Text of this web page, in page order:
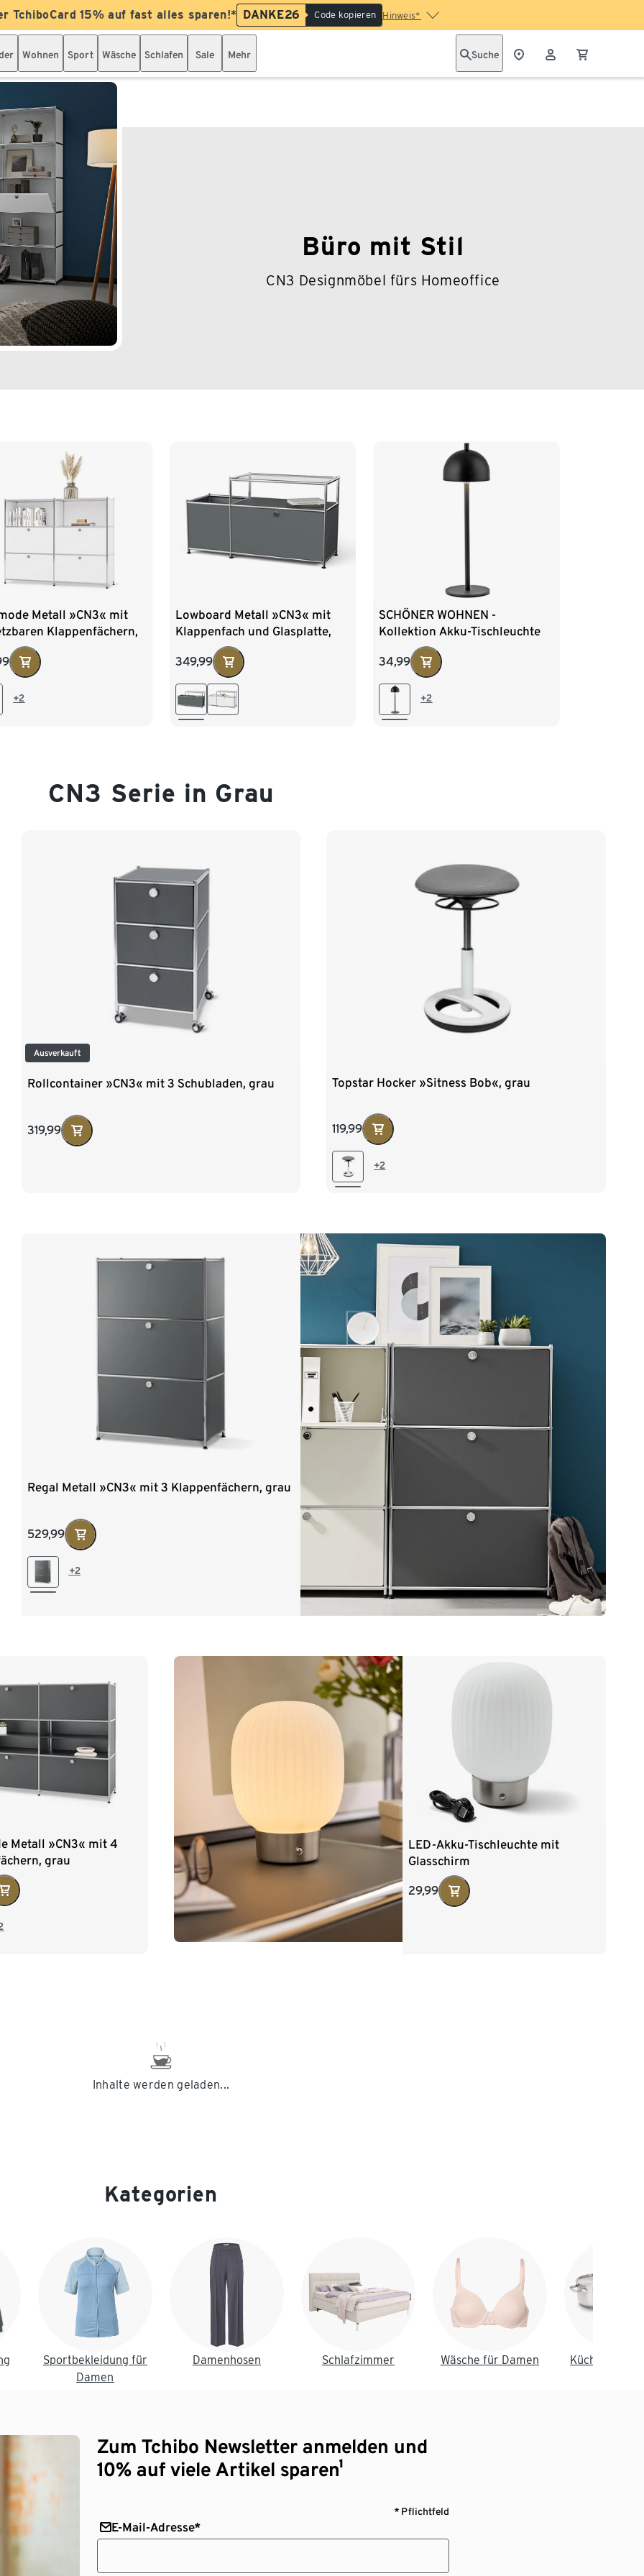
TchiboCard 15% auf fast alles sparen!* DANKE26 Code kopieren Hinweis*
Wohnen Sport Wäsche Schlafen Sale Mehr Suche
Büro mit Stil
CN3 Designmöbel fürs Homeoffice
Metall »CN3« mit
Klappenfächern,
+2
Lowboard Metall »CN3« mit
Klappenfach und Glasplatte,
349,99
SCHÖNER WOHNEN -
Kollektion Akku-Tischleuchte
»Bellis«, schwarz
34,99
+2
CN3 Serie in Grau
Ausverkauft
Rollcontainer »CN3« mit 3 Schubladen, grau
319,99
Topstar Hocker »Sitness Bob«, grau
119,99
+2
Regal Metall »CN3« mit 3 Klappenfächern, grau
529,99
+2
Metall »CN3« mit 4
grau
LED-Akku-Tischleuchte mit
Glasschirm
29,99
Inhalte werden geladen...
Kategorien
Sportbekleidung für
Damen
Damenhosen Schlafzimmer Wäsche für Damen Küche &
Zum Tchibo Newsletter anmelden und
10% auf viele Artikel sparen¹
* Pflichtfeld
E-Mail-Adresse*